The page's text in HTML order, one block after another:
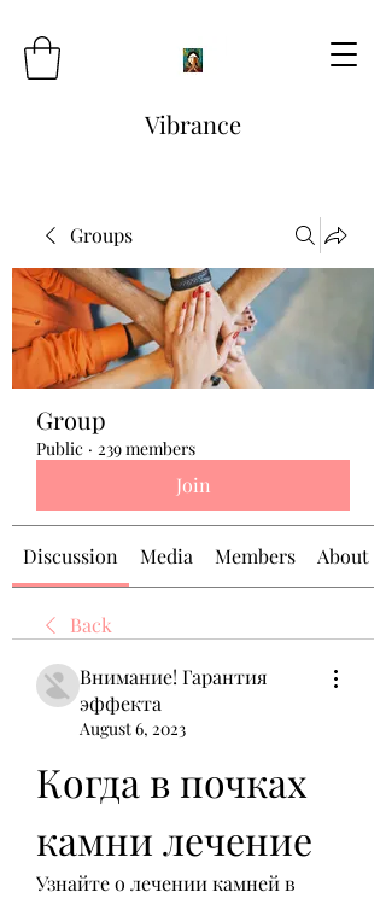
Vibrance
Groups
Group
Public · 239 members
Join
Discussion Media Members About
Back
Внимание! Гарантия
эффекта
August 6, 2023
Когда в почках
камни лечение
Узнайте о лечении камней в